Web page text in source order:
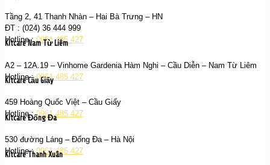
Tầng 2, 41 Thanh Nhàn – Hai Bà Trưng – HN
ĐT : (024) 36 444 999
Hotline :0961 485 427
Kitcare Nam Từ Liêm
A2 – 12A.19 – Vinhome Gardenia Hàm Nghi – Cầu Diễn – Nam Từ Liêm
Hotline :0961 485 427
Kitcare Cầu Giấy
459 Hoàng Quốc Việt – Cầu Giấy
Hotline :0961 485 427
Kitcare Đống Đa
530 đường Láng – Đống Đa – Hà Nội
Hotline :0961 485 427
Kitcare Thanh Xuân